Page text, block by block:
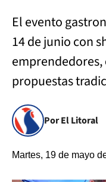
El evento
14 de junio con
propuestas
Por El Litoral
Martes, 19 de mayo